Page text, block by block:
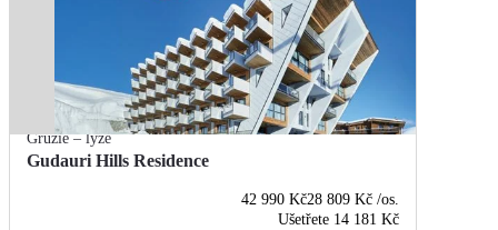
Gruzie – lyže
Gudauri Hills Residence
42 990 Kč28 809 Kč /os.
Ušetřete 14 181 Kč